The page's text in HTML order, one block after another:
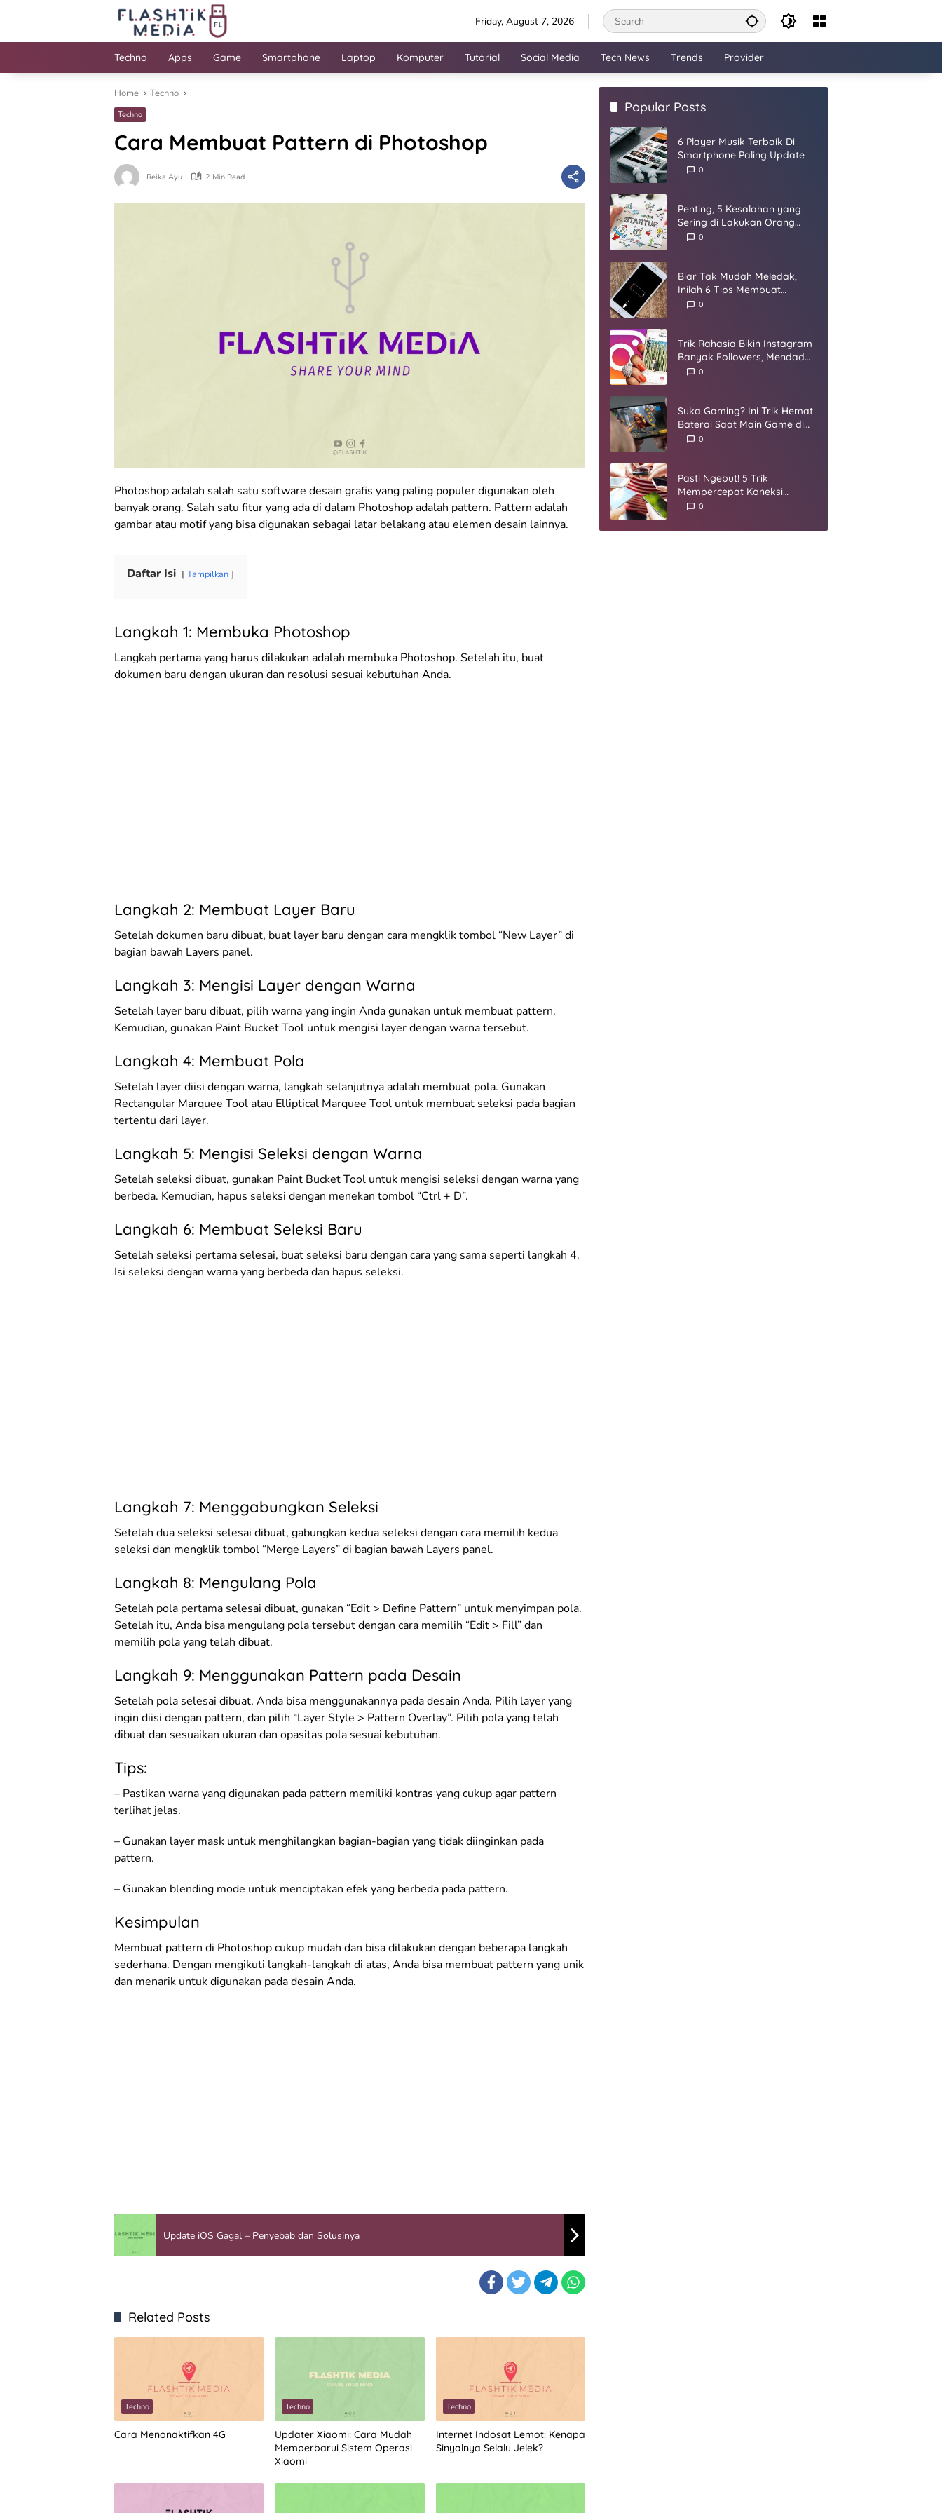
Friday, August 7, 2026
Techno Apps Game Smartphone Laptop Komputer Tutorial Social Media Tech News Trends Provider
Home Techno
Techno
Cara Membuat Pattern di Photoshop
Reika Ayu 2 Min Read
Photoshop adalah salah satu software desain grafis yang paling populer digunakan oleh
banyak orang. Salah satu fitur yang ada di dalam Photoshop adalah pattern. Pattern adalah
gambar atau motif yang bisa digunakan sebagai latar belakang atau elemen desain lainnya.
Daftar Isi Tampilkan
Langkah 1: Membuka Photoshop
Langkah pertama yang harus dilakukan adalah membuka Photoshop. Setelah itu, buat
dokumen baru dengan ukuran dan resolusi sesuai kebutuhan Anda.
Langkah 2: Membuat Layer Baru
Setelah dokumen baru dibuat, buat layer baru dengan cara mengklik tombol “New Layer” di
bagian bawah Layers panel.
Langkah 3: Mengisi Layer dengan Warna
Setelah layer baru dibuat, pilih warna yang ingin Anda gunakan untuk membuat pattern.
Kemudian, gunakan Paint Bucket Tool untuk mengisi layer dengan warna tersebut.
Langkah 4: Membuat Pola
Setelah layer diisi dengan warna, langkah selanjutnya adalah membuat pola. Gunakan
Rectangular Marquee Tool atau Elliptical Marquee Tool untuk membuat seleksi pada bagian
tertentu dari layer.
Langkah 5: Mengisi Seleksi dengan Warna
Setelah seleksi dibuat, gunakan Paint Bucket Tool untuk mengisi seleksi dengan warna yang
berbeda. Kemudian, hapus seleksi dengan menekan tombol “Ctrl + D”.
Langkah 6: Membuat Seleksi Baru
Setelah seleksi pertama selesai, buat seleksi baru dengan cara yang sama seperti langkah 4.
Isi seleksi dengan warna yang berbeda dan hapus seleksi.
Langkah 7: Menggabungkan Seleksi
Setelah dua seleksi selesai dibuat, gabungkan kedua seleksi dengan cara memilih kedua
seleksi dan mengklik tombol “Merge Layers” di bagian bawah Layers panel.
Langkah 8: Mengulang Pola
Setelah pola pertama selesai dibuat, gunakan “Edit > Define Pattern” untuk menyimpan pola.
Setelah itu, Anda bisa mengulang pola tersebut dengan cara memilih “Edit > Fill” dan
memilih pola yang telah dibuat.
Langkah 9: Menggunakan Pattern pada Desain
Setelah pola selesai dibuat, Anda bisa menggunakannya pada desain Anda. Pilih layer yang
ingin diisi dengan pattern, dan pilih “Layer Style > Pattern Overlay”. Pilih pola yang telah
dibuat dan sesuaikan ukuran dan opasitas pola sesuai kebutuhan.
Tips:
– Pastikan warna yang digunakan pada pattern memiliki kontras yang cukup agar pattern
terlihat jelas.
– Gunakan layer mask untuk menghilangkan bagian-bagian yang tidak diinginkan pada
pattern.
– Gunakan blending mode untuk menciptakan efek yang berbeda pada pattern.
Kesimpulan
Membuat pattern di Photoshop cukup mudah dan bisa dilakukan dengan beberapa langkah
sederhana. Dengan mengikuti langkah-langkah di atas, Anda bisa membuat pattern yang unik
dan menarik untuk digunakan pada desain Anda.
Update iOS Gagal – Penyebab dan Solusinya
Related Posts
Techno
Cara Menonaktifkan 4G
Techno
Updater Xiaomi: Cara Mudah
Memperbarui Sistem Operasi
Xiaomi
Techno
Internet Indosat Lemot: Kenapa
Sinyalnya Selalu Jelek?
Popular Posts
6 Player Musik Terbaik Di
Smartphone Paling Update
0
Penting, 5 Kesalahan yang
Sering di Lakukan Orang
Dalam Membangun Startup
0
Biar Tak Mudah Meledak,
Inilah 6 Tips Membuat
Baterai Smartphone Panjang
0
Trik Rahasia Bikin Instagram
Banyak Followers, Mendadak
Jadi Selebgram
0
Suka Gaming? Ini Trik Hemat
Baterai Saat Main Game di
Smartphone
0
Pasti Ngebut! 5 Trik
Mempercepat Koneksi
Internet yang Harus Kamu
0